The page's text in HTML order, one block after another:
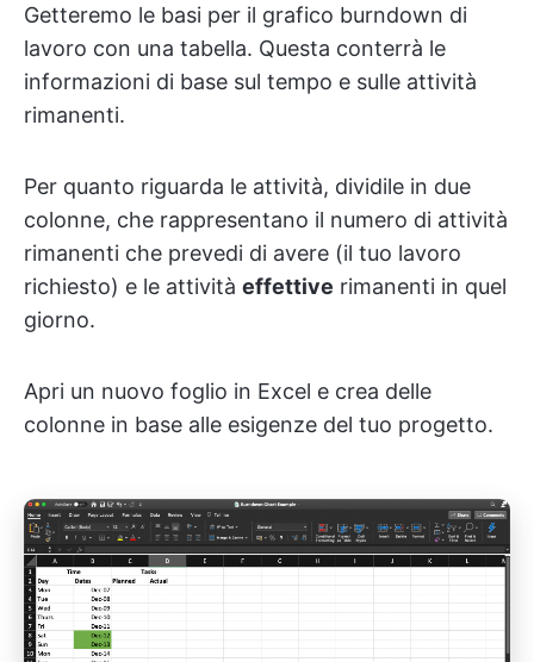
Getteremo le basi per il grafico burndown di
lavoro con una tabella. Questa conterrà le
informazioni di base sul tempo e sulle attività
rimanenti.
Per quanto riguarda le attività, dividile in due
colonne, che rappresentano il numero di attività
rimanenti che prevedi di avere (il tuo lavoro
richiesto) e le attività effettive rimanenti in quel
giorno.
Apri un nuovo foglio in Excel e crea delle
colonne in base alle esigenze del tuo progetto.